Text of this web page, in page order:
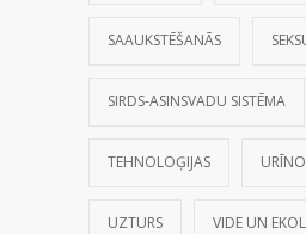
SAAUKSTĒŠANĀS
SIRDS-ASINSVADU SISTĒMA
TEHNOLOĢIJAS
UZTURS VIDE UN